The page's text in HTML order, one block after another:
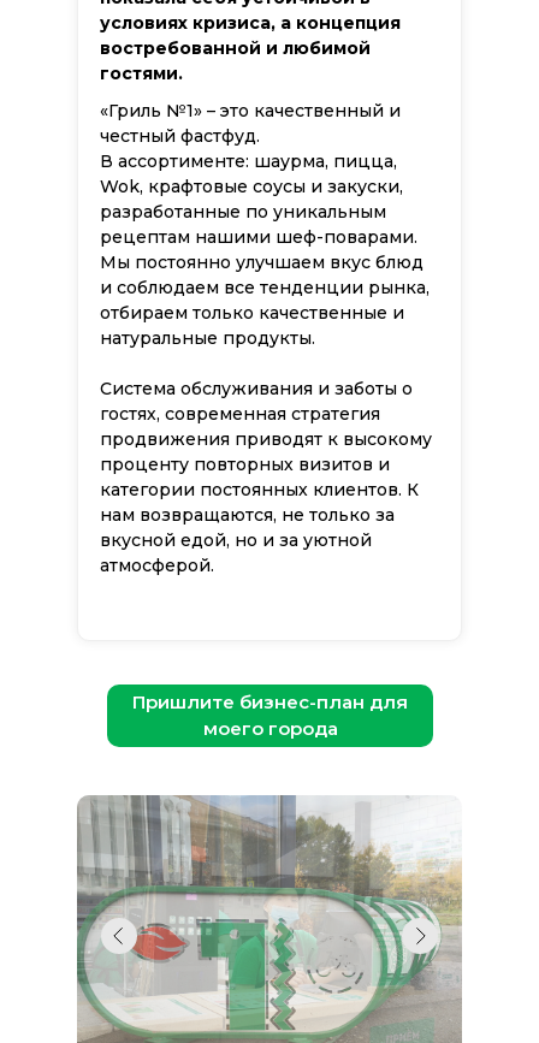
Пришлите бизнес-план для
моего города
«Гриль №1» – это качественный и
честный фастфуд.
В ассортименте: шаурма, пицца,
Wok, крафтовые соусы и закуски,
разработанные по уникальным
рецептам нашими шеф-поварами.
Мы постоянно улучшаем вкус блюд
и соблюдаем все тенденции рынка,
отбираем только качественные и
натуральные продукты.
Cистема обслуживания и заботы о
гостях, современная стратегия
продвижения приводят к высокому
проценту повторных визитов и
категории постоянных клиентов. К
нам возвращаются, не только за
вкусной едой, но и за уютной
атмосферой.
условиях кризиса, а концепция
востребованной и любимой
гостями.